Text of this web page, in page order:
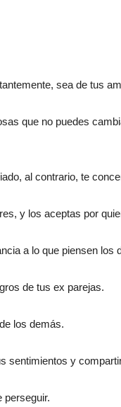
sea de tus
que no puedes
al contrario, te
y los aceptas por
a lo que piensen los
de tus ex parejas.
los demás.
sentimientos y
perseguir.